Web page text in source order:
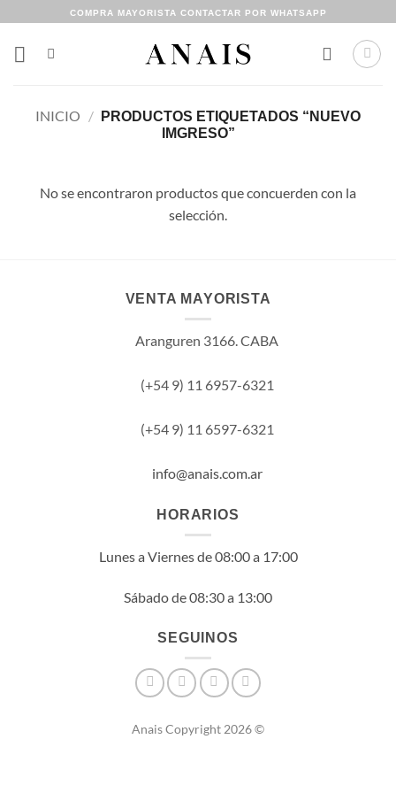
contenido
COMPRA MAYORISTA CONTACTAR POR WHATSAPP
INICIO /
PRODUCTOS ETIQUETADOS “NUEVO
IMGRESO”
No se encontraron productos que concuerden con la
selección.
VENTA MAYORISTA
Aranguren 3166. CABA
(+54 9) 11 6957-6321
(+54 9) 11 6597-6321
info@anais.com.ar
HORARIOS
Lunes a Viernes de 08:00 a 17:00
Sábado de 08:30 a 13:00
SEGUINOS
Anais Copyright 2026 ©